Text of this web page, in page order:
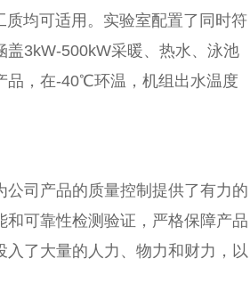
均可适用。实验室配置了同时符
3kW-500kW采暖、热水、泳池
品，在-40℃环温，机组出水温度
司产品的质量控制提供了有力的
和可靠性检测验证，严格保障产品
了大量的人力、物力和财力，以